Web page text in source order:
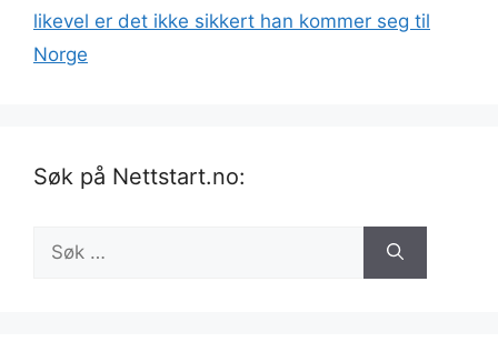
likevel er det ikke sikkert han kommer seg til
Norge
Søk på Nettstart.no:
etter: